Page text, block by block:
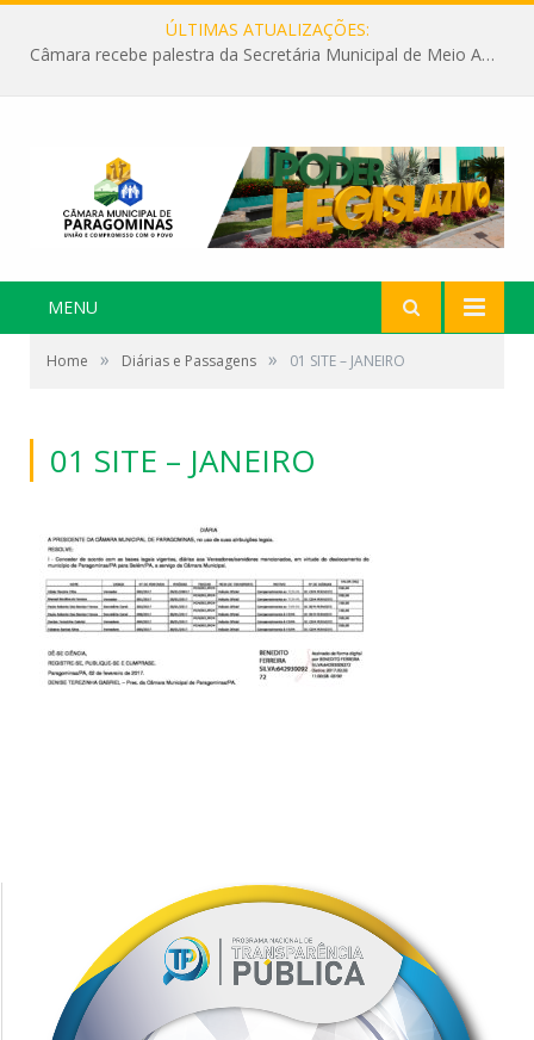
ÚLTIMAS ATUALIZAÇÕES:
Câmara recebe palestra da Secretária Municipal de Meio Ambiente sobre as ações da “SEMANA DO MEIO AMBIENTE”
MENU
Home » Diárias e Passagens » 01 SITE – JANEIRO
01 SITE – JANEIRO